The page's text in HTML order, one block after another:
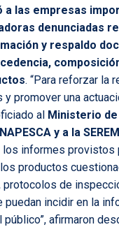
a las empresas
denunciadas
y respaldo
. “Para reforzar la
y promover una
al Ministerio de
y a la
los informes provistos
productos
protocolos de
puedan incidir en la
afirmaron